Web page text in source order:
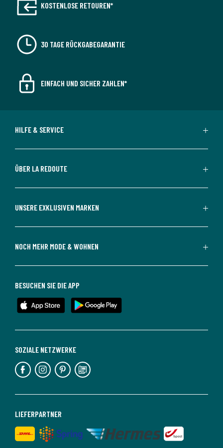
KOSTENLOSE RETOUREN*
30 TAGE RÜCKGABEGARANTIE
EINFACH UND SICHER ZAHLEN*
HILFE & SERVICE
ÜBER LA REDOUTE
UNSERE EXKLUSIVEN MARKEN
NOCH MEHR MODE & WOHNEN
LIEFERPARTNER
SOZIALE NETZWERKE
BESUCHEN SIE DIE APP